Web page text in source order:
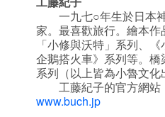
一九七○年生於日本神
家。最喜歡旅行。繪本作
「小修與沃特」系列、
企鵝搭火車》系列等。橋
系列（以上皆為小魯文化
工藤紀子的官方網站
www.buch.jp